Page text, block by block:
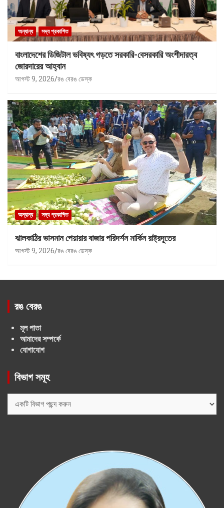
অন্যান্য সদ্য প্রকাশিত
বাংলাদেশের ডিজিটাল ভবিষ্যৎ গড়তে সরকারি-বেসরকারি অংশীদারত্ব
জোরদারের আহ্বান
আগস্ট 9, 2026 রঙ বেরঙ ডেস্ক
অন্যান্য সদ্য প্রকাশিত
ঝালকাঠির ভাসমান পেয়ারার বাজার পরিদর্শন মার্কিন রাষ্ট্রদূতের
আগস্ট 9, 2026 রঙ বেরঙ ডেস্ক
রঙ বেরঙ
মূল পাতা
আমাদের সম্পর্কে
যোগাযোগ
বিভাগ সমূহ